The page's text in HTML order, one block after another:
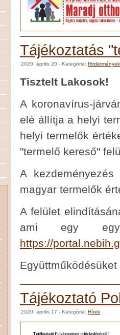
Tájékoztatás
2020. április 20 - Kategória: Hirdetmények
Tisztelt Lakosok!
A koronavírus-
elé állítja a helyi
helyi termelők
"termelő kereső"
A
magyar termelők
A felület
ami egy
https://
Tájékoztató
2020. április 17 - Kategória: Hírek